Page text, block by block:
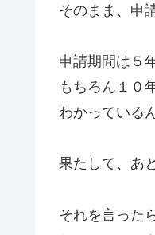
そのまま、申
申請期間は５
もちろん１０
わかっている
果たして、あ
それを言った